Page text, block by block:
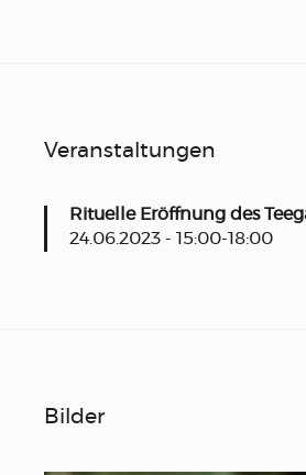
Veranstaltungen
Rituelle Eröffnung des
24.06.2023 - 15:00-18:00
Bilder